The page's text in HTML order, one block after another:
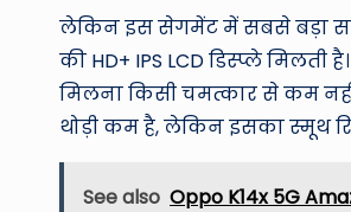
लेकिन इस सेगमेंट में सबसे बड़ा
की HD+ IPS LCD डिस्प्ले
मिलना किसी चमत्कार से कम नहीं
थोड़ी कम है, लेकिन इसका स्मूथ
See also Oppo K14x 5G